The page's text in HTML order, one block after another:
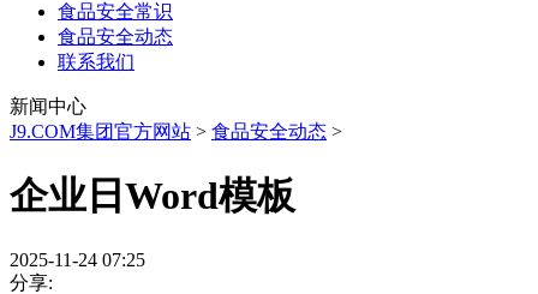
食品安全常识
食品安全动态
联系我们
新闻中心
J9.COM集团官方网站 > 食品安全动态 >
企业日Word模板
2025-11-24 07:25
分享: